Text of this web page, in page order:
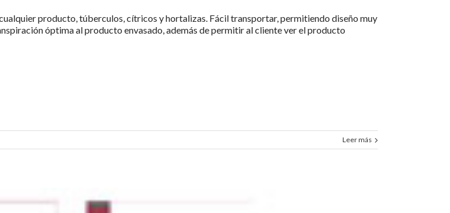
producto, túberculos, cítricos y hortalizas. Fácil transportar, permitiendo diseño muy
óptima al producto envasado, además de permitir al cliente ver el producto
Leer más